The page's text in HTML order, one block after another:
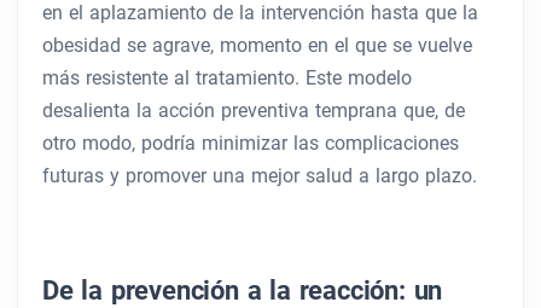
en el aplazamiento de la intervención hasta que la
obesidad se agrave, momento en el que se vuelve
más resistente al tratamiento. Este modelo
desalienta la acción preventiva temprana que, de
otro modo, podría minimizar las complicaciones
futuras y promover una mejor salud a largo plazo.
De la prevención a la reacción: un